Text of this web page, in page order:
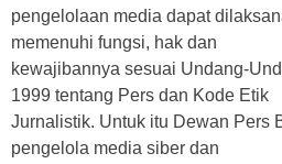
pengelolaan media dapat
memenuhi fungsi, hak dan
kewajibannya sesuai Undang-
1999 tentang Pers dan Kode Etik
Jurnalistik. Untuk itu Dewan Pers
pengelola media siber dan